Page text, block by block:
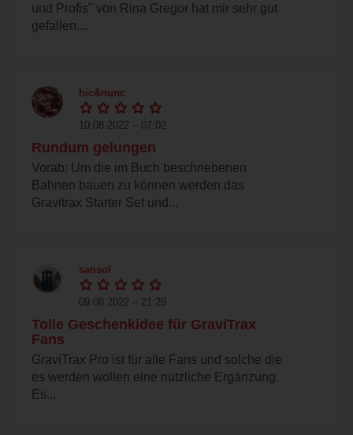
und Profis" von Rina Gregor hat mir sehr gut
gefallen....
hic&nunc
10.08.2022 – 07:02
Rundum gelungen
Vorab: Um die im Buch beschriebenen
Bahnen bauen zu können werden das
Gravitrax Starter Set und...
sansol
09.08.2022 – 21:29
Tolle Geschenkidee für GraviTrax
Fans
GraviTrax Pro ist für alle Fans und solche die
es werden wollen eine nützliche Ergänzung.
Es...